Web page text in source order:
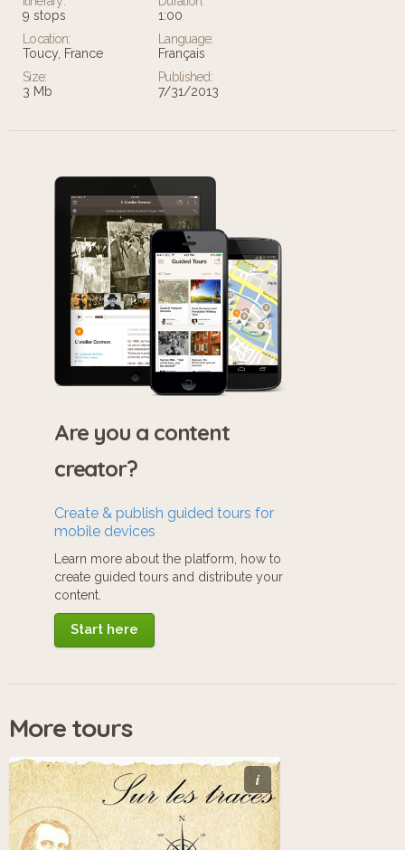
9 stops
1:00
Location:
Toucy, France
Language:
Français
Size:
3 Mb
Published:
7/31/2013
Are you a content
creator?
Create & publish guided tours for
mobile devices
Learn more about the platform, how to
create guided tours and distribute your
content.
Start here
More tours
i